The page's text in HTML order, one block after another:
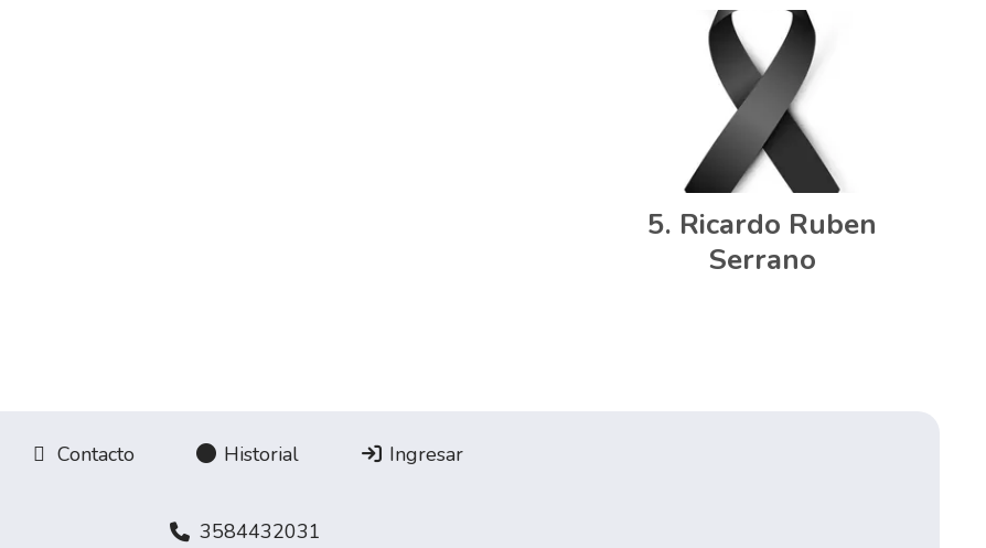
Ricardo Ruben
Serrano
Contacto Historial Ingresar
3584432031